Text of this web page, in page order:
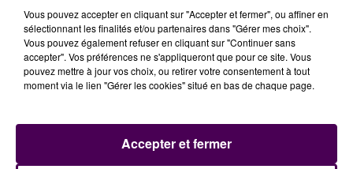
À LA UNE
7 août 2026
Gagnez vos pass pour le V and B Fest' 2026 !
11 juillet 2026
Inscrivez-vous au casting The Voice & The Voice
Vous pouvez accepter en cliquant sur "Accepter et fermer", ou affiner en
sélectionnant les finalités et/ou partenaires dans "Gérer mes choix".
Vous pouvez également refuser en cliquant sur "Continuer sans
accepter". Vos préférences ne s'appliqueront que pour ce site. Vous
pouvez mettre à jour vos choix, ou retirer votre consentement à tout
moment via le lien "Gérer les cookies" situé en bas de chaque page.
Accepter et fermer